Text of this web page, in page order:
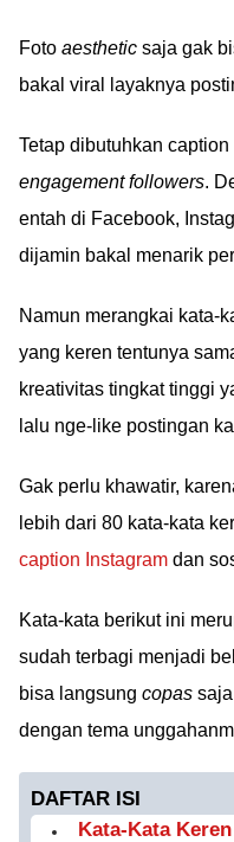
Foto aesthetic saja gak
bakal viral layaknya
Tetap dibutuhkan
engagement followers.
entah di Facebook,
dijamin bakal menarik
Namun merangkai kata-
yang keren tentunya
kreativitas tingkat tinggi
lalu nge-like postingan
Gak perlu khawatir,
lebih dari 80 kata-kata
caption Instagram dan
Kata-kata berikut ini
sudah terbagi menjadi
bisa langsung copas
dengan tema
DAFTAR ISI
Kata-Kata